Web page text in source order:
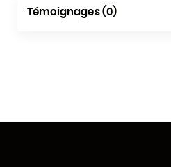
Témoignages (0)